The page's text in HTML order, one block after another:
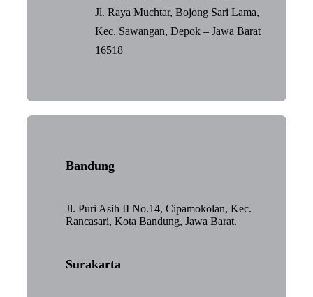
Jl. Raya Muchtar, Bojong Sari Lama,
Kec. Sawangan, Depok – Jawa Barat
16518
Bandung
Jl. Puri Asih II No.14, Cipamokolan, Kec.
Rancasari, Kota Bandung, Jawa Barat.
Surakarta